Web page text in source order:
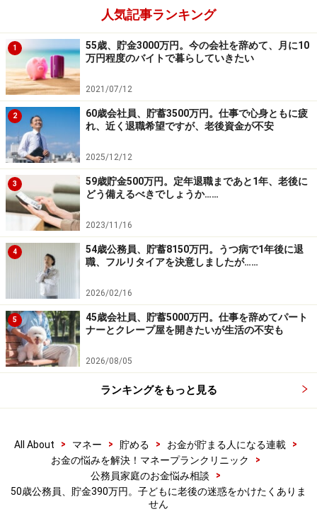
本記事の内容は一般的な情報提供を目的としており、特定の金融
商品や投資行動を推奨するものではありません。
投資や資産運用に関する最終的なご判断はご自身の責任において
行ってください。
掲載情報の正確性・完全性については十分に配慮しております
が、その内容を保証するものではなく、これに基づく損失・損害
などについて当社は一切の責任を負いません。
最新の情報や詳細については、必ず各金融機関やサービス提供者
の公式情報をご確認ください。
人気記事ランキング
1
55歳、貯金3000万円。今の会社を辞めて、月に10
万円程度のバイトで暮らしていきたい
2021/07/12
2
60歳会社員、貯蓄3500万円。仕事で心身ともに疲
れ、近く退職希望ですが、老後資金が不安
2025/12/12
3
59歳貯金500万円。定年退職まであと1年、老後に
どう備えるべきでしょうか……
2023/11/16
4
54歳公務員、貯蓄8150万円。うつ病で1年後に退
職、フルリタイアを決意しましたが……
2026/02/16
5
45歳会社員、貯蓄5000万円。仕事を辞めてパート
ナーとクレープ屋を開きたいが生活の不安も
2026/08/05
ランキングをもっと見る
All About > マネー > 貯める > お金が貯まる人になる連載
>
お金の悩みを解決！マネープランクリニック
>
公務員家庭のお金悩み相談
>
50歳公務員、貯金390万円。子どもに老後の迷惑をかけたくありま
せん